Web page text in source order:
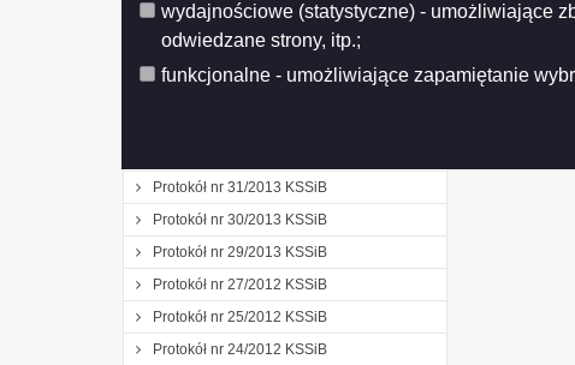
wydajnościowe (statystyczne) - umożliwiające
odwiedzane strony, itp.;
funkcjonalne - umożliwiające zapamiętanie
Protokół nr 26/2012 KSSiB
Protokół nr 33/2013 KSSiB
Protokół nr 31/2013 KSSiB
Protokół nr 30/2013 KSSiB
Protokół nr 29/2013 KSSiB
Protokół nr 27/2012 KSSiB
Protokół nr 25/2012 KSSiB
Protokół nr 24/2012 KSSiB